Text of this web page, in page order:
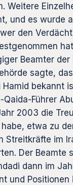
Weitere
und es wurde
den
Beamter der
sagte,
Hamid bekannt
Qaida-Führer
2003 die
etwa zu
Streitkräfte im
Der Beamte
dann im
und Positionen